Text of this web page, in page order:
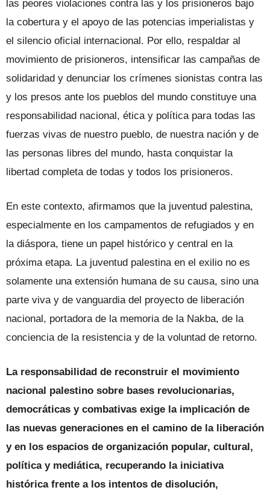
las peores violaciones contra las y los prisioneros bajo
la cobertura y el apoyo de las potencias imperialistas y
el silencio oficial internacional. Por ello, respaldar al
movimiento de prisioneros, intensificar las campañas de
solidaridad y denunciar los crímenes sionistas contra las
y los presos ante los pueblos del mundo constituye una
responsabilidad nacional, ética y política para todas las
fuerzas vivas de nuestro pueblo, de nuestra nación y de
las personas libres del mundo, hasta conquistar la
libertad completa de todas y todos los prisioneros.
En este contexto, afirmamos que la juventud palestina,
especialmente en los campamentos de refugiados y en
la diáspora, tiene un papel histórico y central en la
próxima etapa. La juventud palestina en el exilio no es
solamente una extensión humana de su causa, sino una
parte viva y de vanguardia del proyecto de liberación
nacional, portadora de la memoria de la Nakba, de la
conciencia de la resistencia y de la voluntad de retorno.
La responsabilidad de reconstruir el movimiento
nacional palestino sobre bases revolucionarias,
democráticas y combativas exige la implicación de
las nuevas generaciones en el camino de la liberación
y en los espacios de organización popular, cultural,
política y mediática, recuperando la iniciativa
histórica frente a los intentos de disolución,